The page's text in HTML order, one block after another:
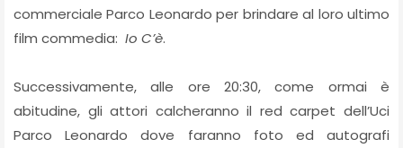
commerciale Parco Leonardo per brindare al loro ultimo
film commedia: Io C’è.
Successivamente, alle ore 20:30, come ormai è
abitudine, gli attori calcheranno il red carpet dell’Uci
Parco Leonardo dove faranno foto ed autografi